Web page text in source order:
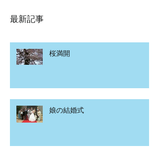
最新記事
桜満開
娘の結婚式